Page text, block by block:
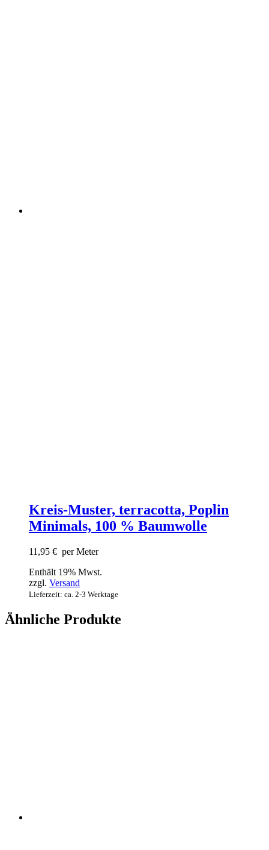
Kreis-Muster, terracotta, Poplin
Minimals, 100 % Baumwolle
11,95 € per Meter
Enthält 19% Mwst.
zzgl. Versand
Lieferzeit: ca. 2-3 Werktage
Ähnliche Produkte